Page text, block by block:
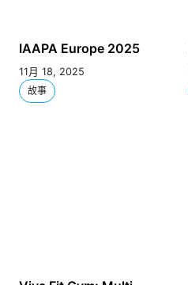
IAAPA Europe 2025
11月 18, 2025
故事